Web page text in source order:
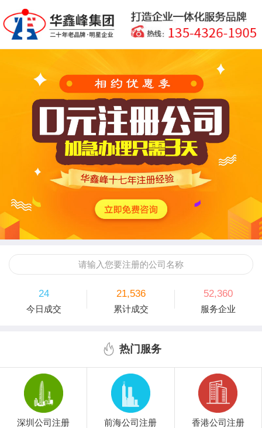
请输入您要注册的公司名称
24
今日成交
21,536
累计成交
52,360
服务企业
热门服务
深圳公司注册 前海公司注册 香港公司注册